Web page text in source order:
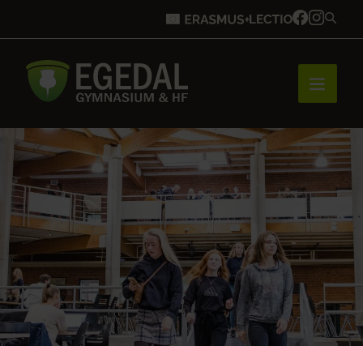
Forside
Brobygning
Bliv elev